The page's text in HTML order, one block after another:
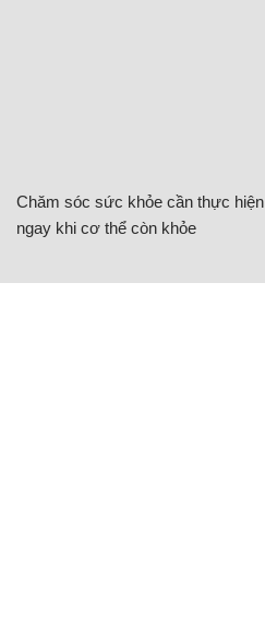
Chăm sóc sức khỏe cần thực hiện
ngay khi cơ thể còn khỏe